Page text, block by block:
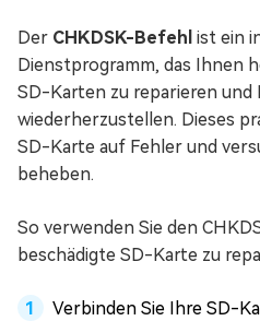
Der CHKDSK-Befehl ist ein
Dienstprogramm, das Ihnen
SD-Karten zu reparieren
wiederherzustellen. Dieses
SD-Karte auf Fehler und
beheben.
So verwenden Sie den
beschädigte SD-Karte zu
Verbinden Sie Ihre SD-